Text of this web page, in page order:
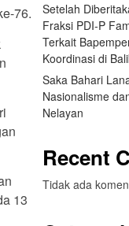
76.
13
Setelah
Fraksi PDI-P
Terkait
Koordinasi di
Saka Bahari
Nasionalisme
Nelayan
Recent
Tidak ada